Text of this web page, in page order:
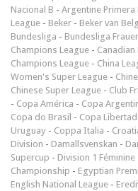
Nacional B - Argentine Primera
League - Beker - Beker van
Bundesliga - Bundesliga
Champions League - Canadian
Champions League - China
Women's Super League -
Chinese Super League - Club
- Copa América - Copa
Copa do Brasil - Copa
Uruguay - Coppa Italia -
Division - Damallsvenskan -
Supercup - Division 1 Féminine
Championship - Egyptian
English National League -